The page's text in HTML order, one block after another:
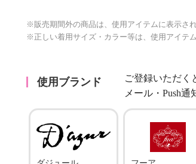
※販売期間外の商品は、使用アイテムに表示され
※正しい着用サイズ・カラー等は、使用アイテ
使用ブランド
ご登録いただく
メール・Push